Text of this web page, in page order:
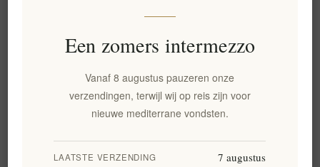
Populaire labels
€14,00 excl. BTW
gelijk aan €77,78 per 1 kg(s)
Een zomers intermezzo
Vanaf 8 augustus pauzeren onze
verzendingen, terwijl wij op reis zijn voor
nieuwe mediterrane vondsten.
LAATSTE VERZENDING 7 augustus